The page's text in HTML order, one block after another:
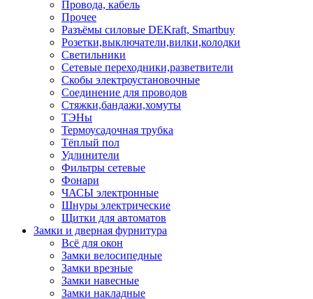
Провода, кабель
Прочее
Разъёмы силовые DEKraft, Smartbuy
Розетки,выключатели,вилки,колодки
Светильники
Сетевые переходники,разветвители
Скобы электроустановочные
Соединение для проводов
Стяжки,бандажи,хомуты
ТЭНы
Термоусадочная трубка
Тёплый пол
Удлинители
Фильтры сетевые
Фонари
ЧАСЫ электронные
Шнуры электрические
Щитки для автоматов
Замки и дверная фурнитура
Всё для окон
Замки велосипедные
Замки врезные
Замки навесные
Замки накладные